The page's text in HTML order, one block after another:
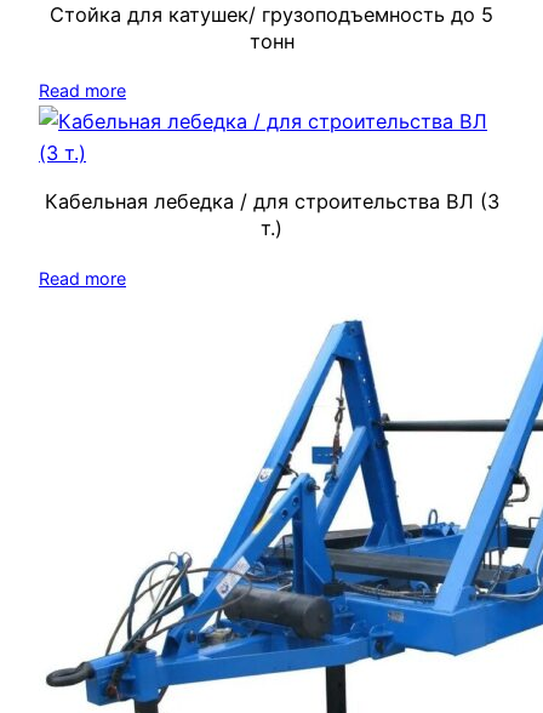
Стойка для катушек/ грузоподъемность до 5
тонн
Read more
Кабельная лебедка / для строительства ВЛ (3
т.)
Read more